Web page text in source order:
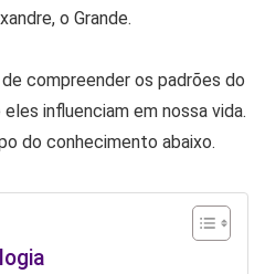
o Grande.
compreender os padrões do
influenciam em nossa vida.
do conhecimento abaixo.